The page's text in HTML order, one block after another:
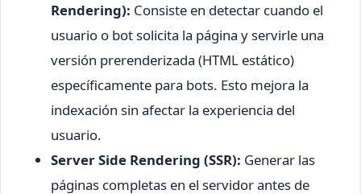
Rendering): Consiste en detectar cuando el
usuario o bot solicita la página y servirle una
versión prerenderizada (HTML estático)
específicamente para bots. Esto mejora la
indexación sin afectar la experiencia del
usuario.
Server Side Rendering (SSR): Generar las
páginas completas en el servidor antes de